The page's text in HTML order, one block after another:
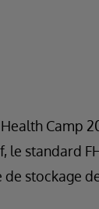
Camp
le standard
stockage